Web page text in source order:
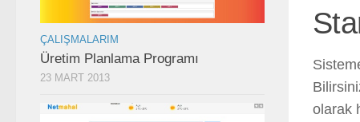
olarak
ÇALIŞMALARIM
Üretim Planlama Programı
23 MART 2013